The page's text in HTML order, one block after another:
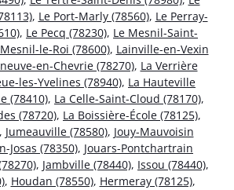
, Le Port-Marly (78560), Le Perray-
, Le Pecq (78230), Le Mesnil-Saint-
le-Roi (78600), Lainville-en-Vexin
en-Chevrie (78270), La Verrière
les-Yvelines (78940), La Hauteville
(78410), La Celle-Saint-Cloud (78170),
(78720), La Boissière-École (78125),
Jumeauville (78580), Jouy-Mauvoisin
Josas (78350), Jouars-Pontchartrain
, Jambville (78440), Issou (78440),
, Houdan (78550), Hermeray (78125),